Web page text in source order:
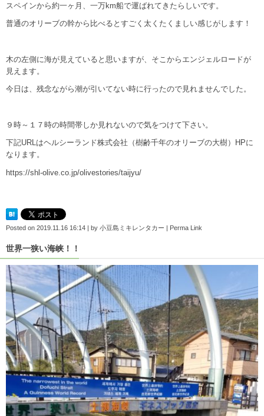
スペインから約一ヶ月、一万km船で運ばれてきたらしいです。
普通のオリーブの幹から比べるとすごく太くたくましい感じがします！
木の左側に海が見えていると思いますが、そこからエンジェルロードが
見えます。
今日は、残念ながら潮が引いてない時に行ったので見れませんでした。
９時～１７時の時間帯しか見れないので気をつけて下さい。
下記URLはヘルシーランド株式会社（樹齢千年のオリーブの大樹）HPに
なります。
https://shl-olive.co.jp/olivestories/taijyu/
Posted on 2019.11.16 16:14 | by 小豆島ミキレンタカー | Perma Link
世界一狭い海峡！！